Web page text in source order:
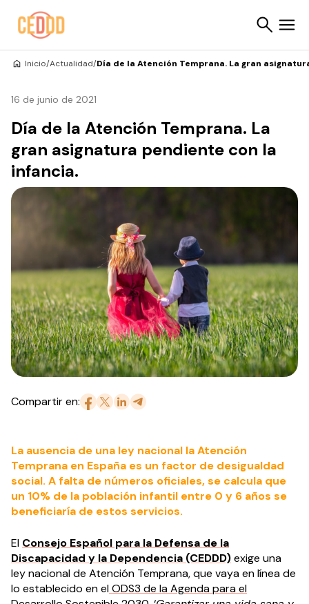
Inicio/Actualidad/Día de la Atención Temprana. La gran
16 de junio de 2021
Día de la Atención Temprana. La
gran asignatura pendiente con la
infancia.
Compartir en:
La ausencia de una ley nacional la Atención
Temprana en España es un factor de desigualdad
social. A falta de números oficiales, se calcula que
un 10% de la población infantil entre 0 y 6 años se
beneficiaría de estos servicios.
El Consejo Español para la Defensa de la
Discapacidad y la Dependencia (CEDDD)exige una
ley nacional de Atención Temprana, que vaya en línea de
lo establecido en elODS3 de la Agenda para el